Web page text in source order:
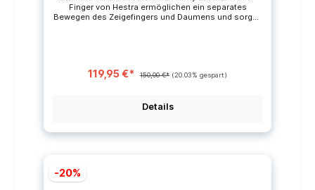
Finger von Hestra ermöglichen ein separates
Bewegen des Zeigefingers und Daumens und sorgen
Bündchen am Handgelenk sowie die langen
griffigem und atmungsaktivem Ziegenleder, die für
wasserdicht- winddicht- schnell trocknend-
Pflegehinweise:Regelmäßige Pflege des Leders
verringert die Feuchtigkeits- und Schmutzaufnahme,
119,95 €* 150,00 €* (20.03% gespart)
Details
-20%